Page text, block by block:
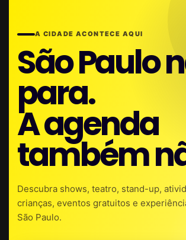
A CIDADE ACONTECE AQUI
São Paulo
para.
A agenda
também
Descubra shows, teatro, stand-up,
crianças, eventos gratuitos e
São Paulo.